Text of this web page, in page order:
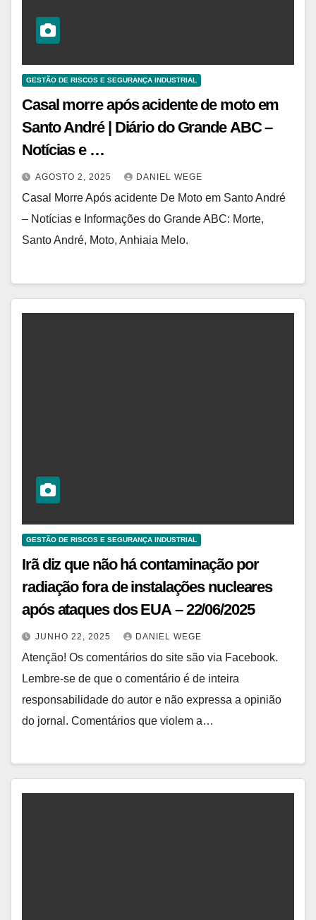
GESTÃO DE RISCOS E SEGURANÇA INDUSTRIAL
Casal morre após acidente de moto em
Santo André | Diário do Grande ABC –
Notícias e …
AGOSTO 2, 2025 DANIEL WEGE
Casal Morre Após acidente De Moto em Santo André
– Notícias e Informações do Grande ABC: Morte,
Santo André, Moto, Anhiaia Melo.
GESTÃO DE RISCOS E SEGURANÇA INDUSTRIAL
Irã diz que não há contaminação por
radiação fora de instalações nucleares
após ataques dos EUA – 22/06/2025
JUNHO 22, 2025 DANIEL WEGE
Atenção! Os comentários do site são via Facebook.
Lembre-se de que o comentário é de inteira
responsabilidade do autor e não expressa a opinião
do jornal. Comentários que violem a…